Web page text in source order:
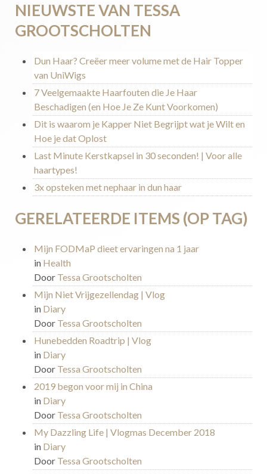
NIEUWSTE VAN TESSA
GROOTSCHOLTEN
Dun Haar? Creëer meer volume met de Hair Topper
van UniWigs
7 Veelgemaakte Haarfouten die Je Haar
Beschadigen (en Hoe Je Ze Kunt Voorkomen)
Dit is waarom je Kapper Niet Begrijpt wat je Wilt en
Hoe je dat Oplost
Last Minute Kerstkapsel in 30 seconden! | Voor alle
haartypes!
3x opsteken met nephaar in dun haar
GERELATEERDE ITEMS (OP TAG)
Mijn FODMaP dieet ervaringen na 1 jaar
in Health
Door Tessa Grootscholten
Mijn Niet Vrijgezellendag | Vlog
in Diary
Door Tessa Grootscholten
Hunebedden Roadtrip | Vlog
in Diary
Door Tessa Grootscholten
2019 begon voor mij in China
in Diary
Door Tessa Grootscholten
My Dazzling Life | Vlogmas December 2018
in Diary
Door Tessa Grootscholten